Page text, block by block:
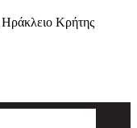
Ηράκλειο Κρήτης